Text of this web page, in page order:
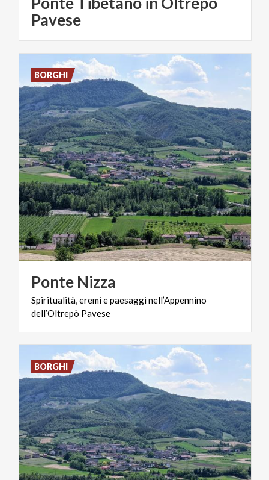
Pavese
Ponte Nizza
Spiritualità,eremiepaesagginell’Appennino
dell’Oltrepò Pavese
BORGHI
BORGHI